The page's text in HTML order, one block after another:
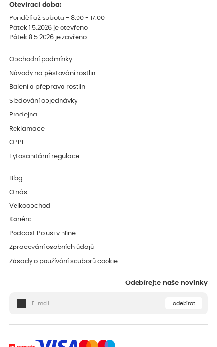
Otevírací doba:
Pondělí až sobota - 8:00 - 17:00
Pátek 1.5.2026 je otevřeno
Pátek 8.5.2026 je zavřeno
Obchodní podmínky
Návody na pěstování rostlin
Balení a přeprava rostlin
Sledování objednávky
Prodejna
Reklamace
OPPI
Fytosanitární regulace
Blog
O nás
Velkoobchod
Kariéra
Podcast Po uši v hlíně
Zpracování osobních údajů
Zásady o používání souborů cookie
Odebírejte naše novinky
odebírat